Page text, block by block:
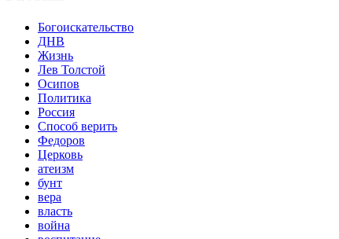
Богоискательство
ДНВ
Жизнь
Лев Толстой
Осипов
Политика
Россия
Способ верить
Федоров
Церковь
атеизм
бунт
вера
власть
война